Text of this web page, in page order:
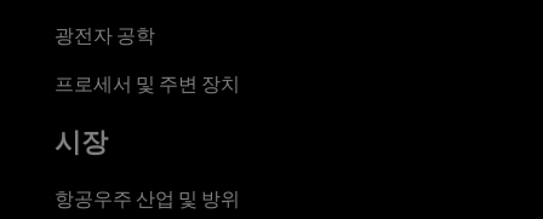
광전자 공학
프로세서 및 주변 장치
시장
항공우주 산업 및 방위